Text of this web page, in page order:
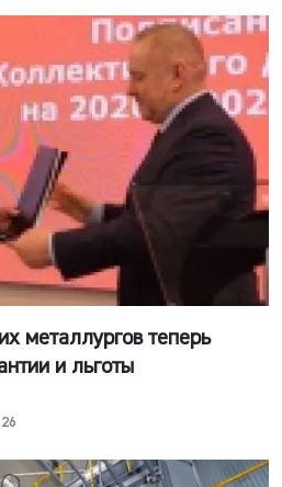
металлургов теперь
и льготы